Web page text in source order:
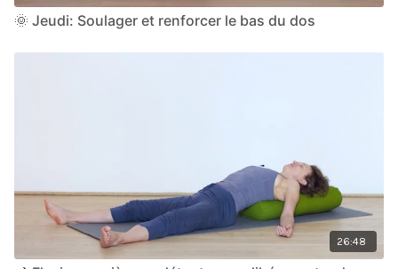
🌞 Jeudi: Soulager et renforcer le bas du dos
26:48